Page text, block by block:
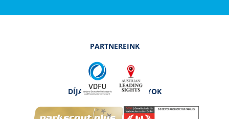
PARTNEREINK
DÍJAK ÉS TANÚSÍTVÁNYOK